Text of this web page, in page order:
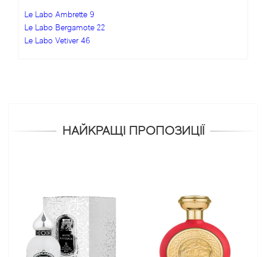
Le Labo Ambrette 9
Le Labo Bergamote 22
Le Labo Vetiver 46
НАЙКРАЩІ ПРОПОЗИЦІЇ